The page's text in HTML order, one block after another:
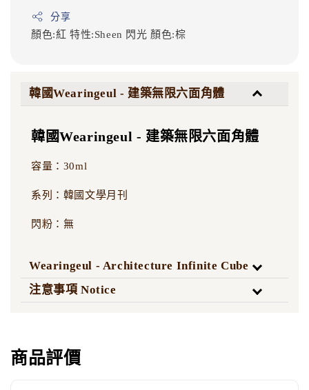
分享
顏色:紅 特性:Sheen 閃光顏色:棕
韓國Wearingeul - 建築無限六面角體
韓國Wearingeul - 建築無限六面角體
容量：30ml
系列：韓國文學月刊
閃粉：無
Wearingeul - Architecture Infinite Cube
注意事項 Notice
商品評價